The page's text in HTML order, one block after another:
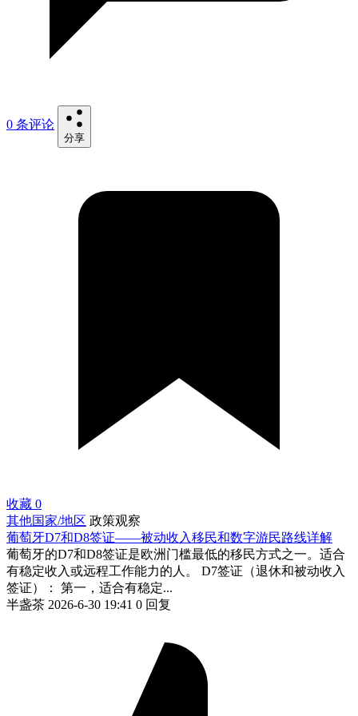
0 条评论
分享
收藏 0
其他国家/地区 政策观察
葡萄牙D7和D8签证——被动收入移民和数字游民路线详解
葡萄牙的D7和D8签证是欧洲门槛最低的移民方式之一。适合
有稳定收入或远程工作能力的人。 D7签证（退休和被动收入
签证）： 第一，适合有稳定...
半盏茶 2026-6-30 19:41 0 回复